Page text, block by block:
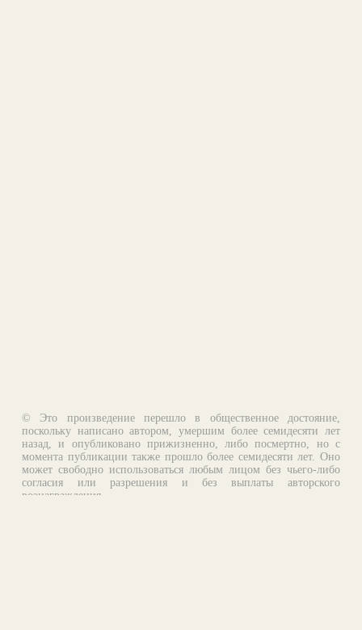
© Это произведение перешло в общественное достояние,
поскольку написано автором, умершим более семидесяти лет
назад, и опубликовано прижизненно, либо посмертно, но с
момента публикации также прошло более семидесяти лет. Оно
может свободно использоваться любым лицом без чьего-либо
согласия или разрешения и без выплаты авторского
вознаграждения.